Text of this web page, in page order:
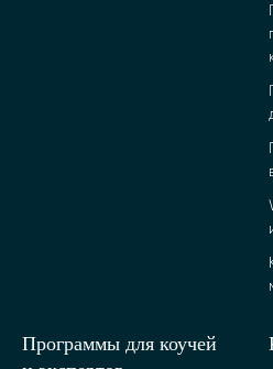
Программы для коучей